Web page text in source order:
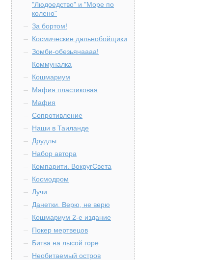
"Людоедство" и "Море по
колено"
За бортом!
Космические дальнобойщики
Зомби-обезьянаааа!
Коммуналка
Кошмариум
Мафия пластиковая
Мафия
Сопротивление
Наши в Таиланде
Друдлы
Набор автора
Компарити. ВокругСвета
Космодром
Лучи
Данетки. Верю, не верю
Кошмариум 2-е издание
Покер мертвецов
Битва на лысой горе
Необитаемый остров